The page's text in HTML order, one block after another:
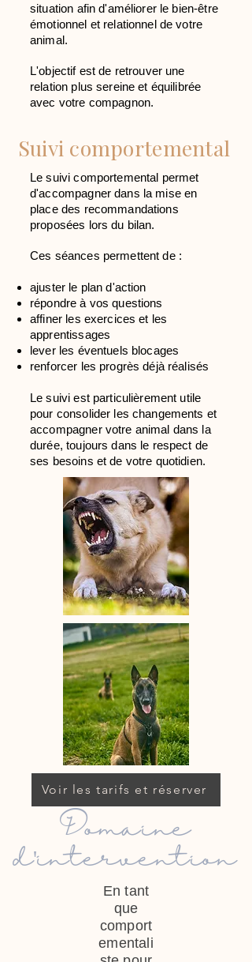
situation afin d'améliorer le bien-être
émotionnel et relationnel de votre
animal.
L'objectif est de retrouver une
relation plus sereine et équilibrée
avec votre compagnon.
Suivi comportemental
Le suivi comportemental permet
d'accompagner dans la mise en
place des recommandations
proposées lors du bilan.
Ces séances permettent de :
ajuster le plan d'action
répondre à vos questions
affiner les exercices et les
apprentissages
lever les éventuels blocages
renforcer les progrès déjà réalisés
Le suivi est particulièrement utile
pour consolider les changements et
accompagner votre animal dans la
durée, toujours dans le respect de
ses besoins et de votre quotidien.
Voir les tarifs et réserver
Domaine
d'intervention
En tant
que
comport
ementali